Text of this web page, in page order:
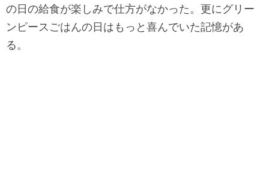
の日の給食が楽しみで仕方がなかった。更にグリー
ンピースごはんの日はもっと喜んでいた記憶があ
る。